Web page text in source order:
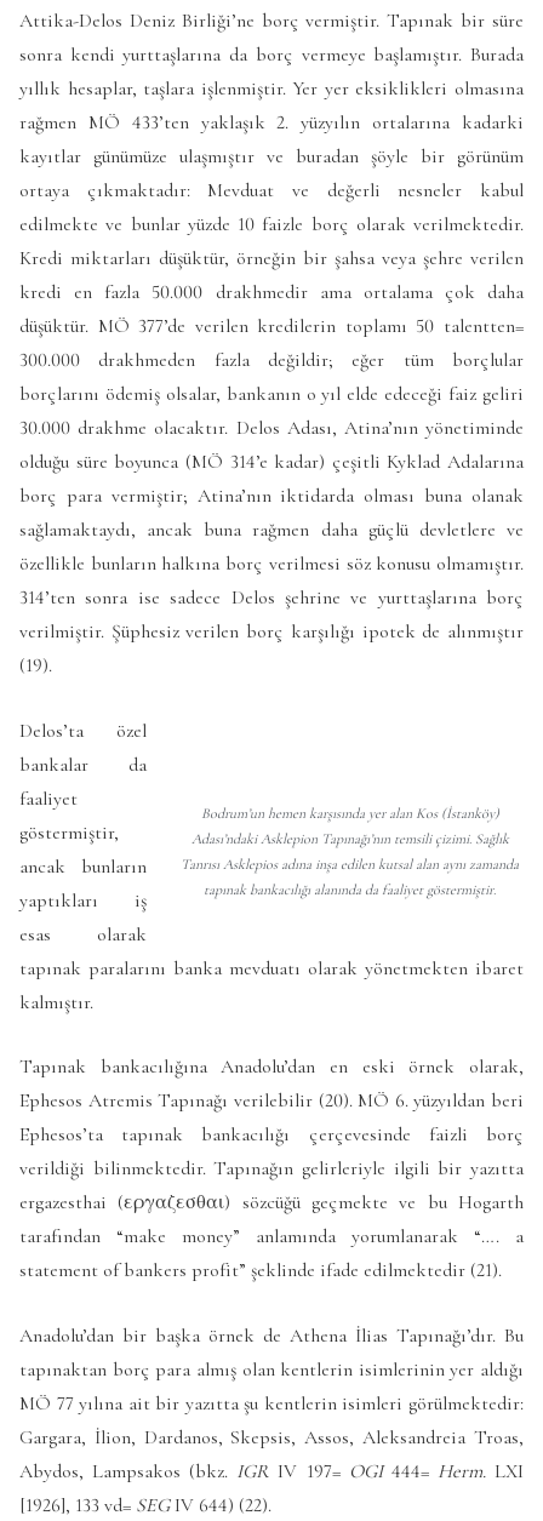
Attika-Delos Deniz Birliği’ne borç vermiştir. Tapınak bir süre
sonra kendi yurttaşlarına da borç vermeye başlamıştır. Burada
yıllık hesaplar, taşlara işlenmiştir. Yer yer eksiklikleri olmasına
rağmen MÖ 433’ten yaklaşık 2. yüzyılın ortalarına kadarki
kayıtlar günümüze ulaşmıştır ve buradan şöyle bir görünüm
ortaya çıkmaktadır: Mevduat ve değerli nesneler kabul
edilmekte ve bunlar yüzde 10 faizle borç olarak verilmektedir.
Kredi miktarları düşüktür, örneğin bir şahsa veya şehre verilen
kredi en fazla 50.000 drakhmedir ama ortalama çok daha
düşüktür. MÖ 377’de verilen kredilerin toplamı 50 talentten=
300.000 drakhmeden fazla değildir; eğer tüm borçlular
borçlarını ödemiş olsalar, bankanın o yıl elde edeceği faiz geliri
30.000 drakhme olacaktır. Delos Adası, Atina’nın yönetiminde
olduğu süre boyunca (MÖ 314’e kadar) çeşitli Kyklad Adalarına
borç para vermiştir; Atina’nın iktidarda olması buna olanak
sağlamaktaydı, ancak buna rağmen daha güçlü devletlere ve
özellikle bunların halkına borç verilmesi söz konusu olmamıştır.
314’ten sonra ise sadece Delos şehrine ve yurttaşlarına borç
verilmiştir. Şüphesiz verilen borç karşılığı ipotek de alınmıştır
(19).
Bodrum’un hemen karşısında yer alan Kos (İstanköy)
Adası’ndaki Asklepion Tapınağı’nın temsili çizimi. Sağlık
Tanrısı Asklepios adına inşa edilen kutsal alan aynı zamanda
tapınak bankacılığı alanında da faaliyet göstermiştir.
Delos’ta özel
bankalar da
faaliyet
göstermiştir,
ancak bunların
yaptıkları iş
esas olarak
tapınak paralarını banka mevduatı olarak yönetmekten ibaret
kalmıştır.
Tapınak bankacılığına Anadolu’dan en eski örnek olarak,
Ephesos Atremis Tapınağı verilebilir (20). MÖ 6. yüzyıldan beri
Ephesos’ta tapınak bankacılığı çerçevesinde faizli borç
verildiği bilinmektedir. Tapınağın gelirleriyle ilgili bir yazıtta
ergazesthai (εργαζεσθαι) sözcüğü geçmekte ve bu Hogarth
tarafından “make money” anlamında yorumlanarak “…. a
statement of bankers profit” şeklinde ifade edilmektedir (21).
Anadolu’dan bir başka örnek de Athena İlias Tapınağı’dır. Bu
tapınaktan borç para almış olan kentlerin isimlerinin yer aldığı
MÖ 77 yılına ait bir yazıtta şu kentlerin isimleri görülmektedir:
Gargara, İlion, Dardanos, Skepsis, Assos, Aleksandreia Troas,
Abydos, Lampsakos (bkz. IGR IV 197= OGI444= Herm.LXI
[1926], 133 vd= SEGIV 644) (22).